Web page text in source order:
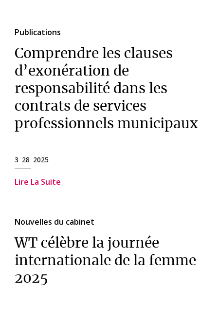
Publications
Comprendre les clauses
d’exonération de
responsabilité dans les
contrats de services
professionnels municipaux
3 28 2025
Lire La Suite
Nouvelles du cabinet
WT célèbre la journée
internationale de la femme
2025